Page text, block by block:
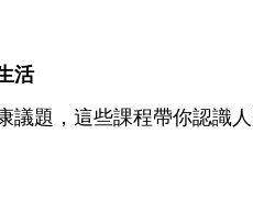
活
議題，這些課程帶你認識